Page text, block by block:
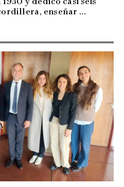
enseñar ...